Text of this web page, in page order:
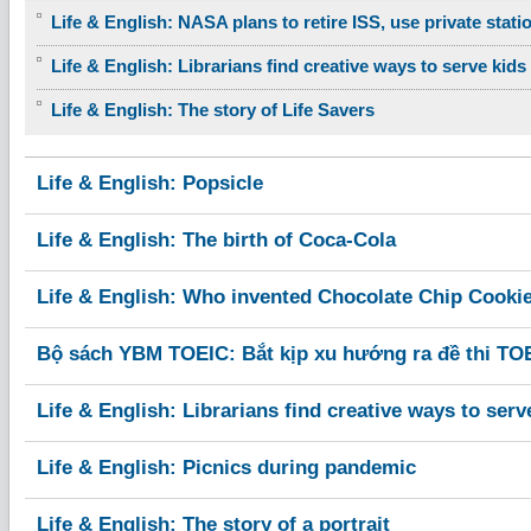
Life & English: NASA plans to retire ISS, use private
Life & English: Librarians find creative ways to serve kids
Life & English: The story of Life Savers
Life & English: Popsicle
Life & English: The birth of Coca-Cola
Life & English: Who invented Chocolate Chip
Bộ sách YBM TOEIC: Bắt kịp xu hướng ra đề thi
Life & English: Librarians find creative ways to
Life & English: Picnics during pandemic
Life & English: The story of a portrait